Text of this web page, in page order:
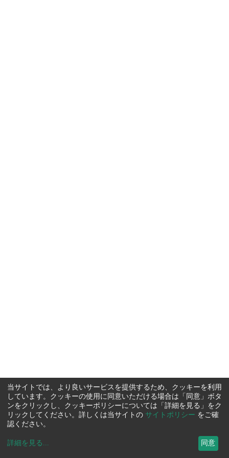
当サイトでは、より良いサービスを提供するため、クッキーを利用
しています。クッキーの使用に同意いただける場合は「同意」ボタ
ンをクリックし、クッキーポリシーについては「詳細を見る」をク
リックしてください。詳しくは当サイトの サイトポリシー をご確
認ください。
詳細を見る ... 同意